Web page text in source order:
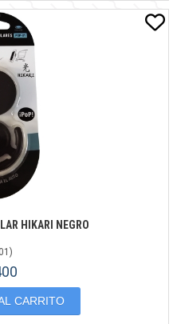
HIKARI NEGRO
)
CARRITO